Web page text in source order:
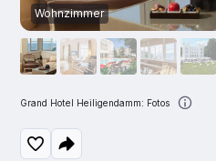
Wohnzimmer
Grand Hotel Heiligendamm: Fotos